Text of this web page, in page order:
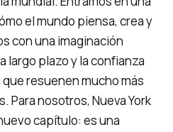
el mundo piensa, crea y
con una imaginación
largo plazo y la confianza
resuenen mucho más
Para nosotros, Nueva York
capítulo: es una